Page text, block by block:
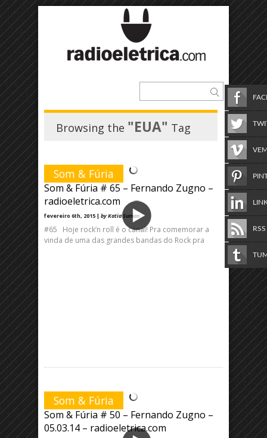
Browsing the "EUA" Tag
Som & Fúria
Som & Fúria # 65 – Fernando Zugno –
radioeletrica.com
fevereiro 6th, 2015 | by Katia Suman
#65 Hoje rock’n roll é o canal! Pra comemorar a
vinda de uma das grandes bandas do Rock pra
Som & Fúria
Som & Fúria # 50 – Fernando Zugno –
05.03.14 – radioeletrica.com
RSS